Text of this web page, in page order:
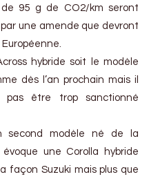
95 g de CO2/km seront
une amende que devront
hybride soit le modèle
dès l’an prochain mais il
être trop sanctionné
second modèle né de la
une Corolla hybride
façon Suzuki mais plus que